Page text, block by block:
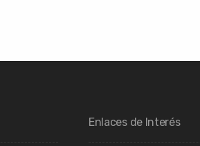
Enlaces de Interés